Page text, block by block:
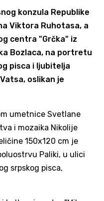
konzula Republike
Viktora Ruhotasa, a
centra "Grčka" iz
Bozlaca, na portretu
pisca i ljubitelja
oslikan je
umetnice Svetlane
i mozaika Nikolije
150x120 cm je
Paliki, u ulici
srpskog pisca,